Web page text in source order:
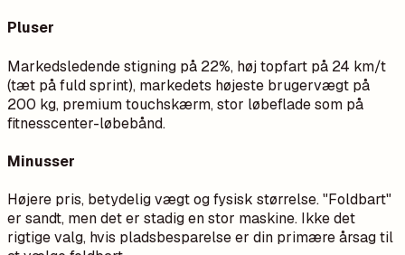
Pluser
Markedsledende stigning på 22%, høj topfart på 24 km/t
(tæt på fuld sprint), markedets højeste brugervægt på
200 kg, premium touchskærm, stor løbeflade som på
fitnesscenter-løbebånd.
Minusser
Højere pris, betydelig vægt og fysisk størrelse. "Foldbart"
er sandt, men det er stadig en stor maskine. Ikke det
rigtige valg, hvis pladsbesparelse er din primære årsag til